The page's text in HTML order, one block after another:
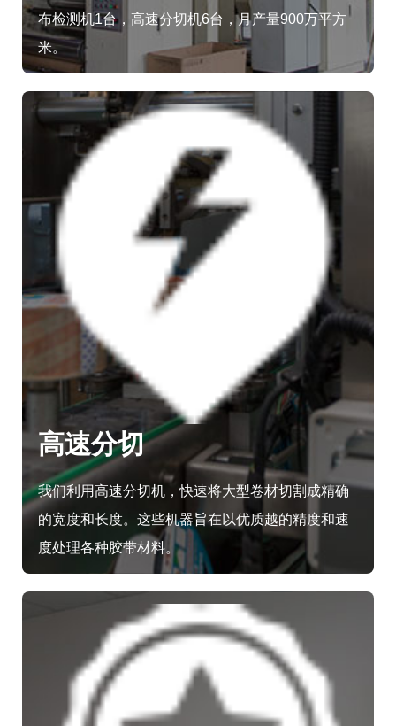
布检测机1台，高速分切机6台，月产量900万平方
米。
高速分切
我们利用高速分切机，快速将大型卷材切割成精确
的宽度和长度。这些机器旨在以优质越的精度和速
度处理各种胶带材料。